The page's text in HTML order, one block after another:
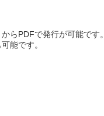
らPDFで発行が可能です。
能です。